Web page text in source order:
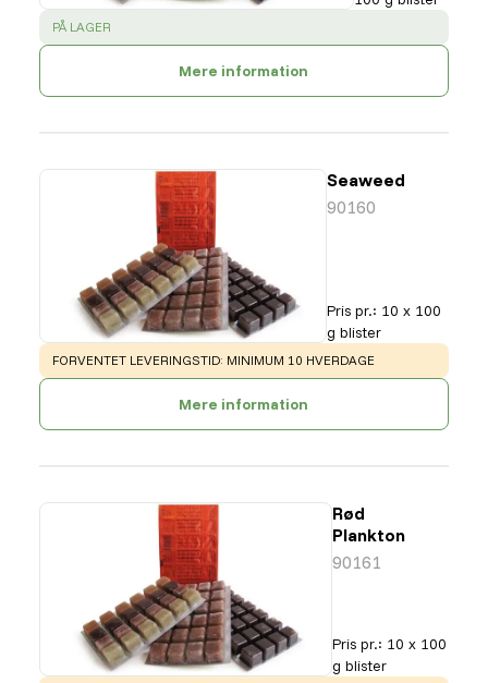
SUCCESS
PÅ LAGER
Mere information
Seaweed
90160
Pris pr.: 10 x 100
g blister
WARNING:
FORVENTET LEVERINGSTID: MINIMUM 10 HVERDAGE
Mere information
Rød
Plankton
90161
Pris pr.: 10 x 100
g blister